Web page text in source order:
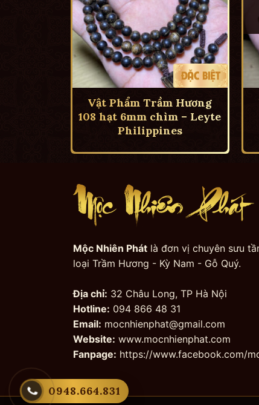
Vật Phẩm Trầm Hương
108 hạt 6mm chìm – Leyte
Philippines
Mộc Nhiên Phátlà đơn vị chuyên sưu
loại Trầm Hương - Kỳ Nam - Gỗ Quý.
Địa chỉ: 32 Châu Long, TP Hà Nội
Hotline: 094 866 48 31
Email: mocnhienphat@gmail.com
Website: www.mocnhienphat.com
Fanpage: https://www.facebook.com/
0948.664.831